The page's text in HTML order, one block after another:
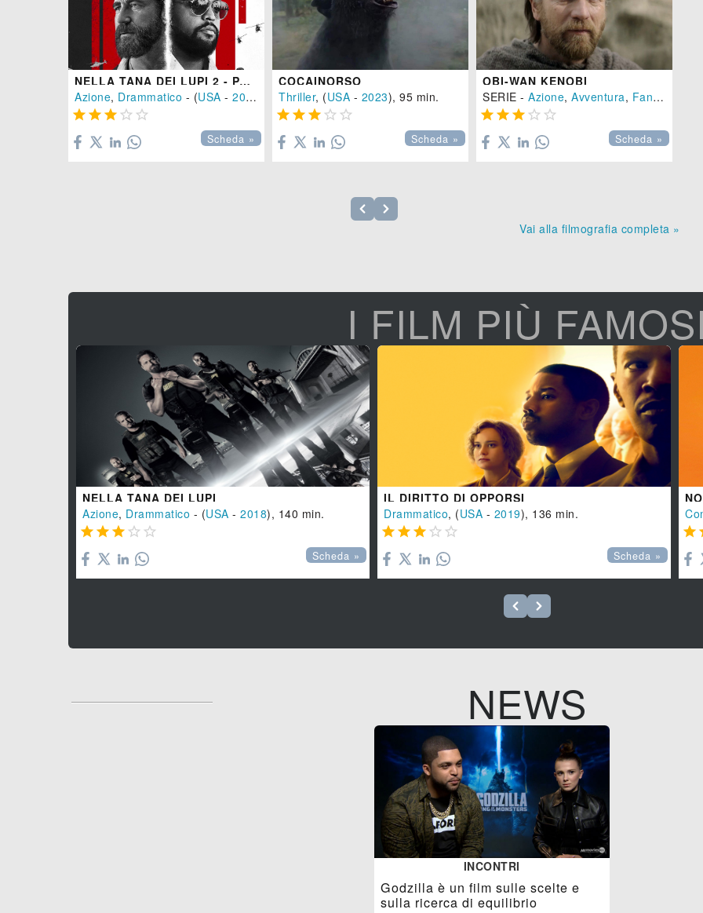
NELLA TANA DEI LUPI 2 - PANTERA
Azione, Drammatico - (USA - 2024
), 144 min.
    
Scheda »
COCAINORSO
Thriller, (USA - 2023), 95 min.
    
Scheda »
OBI-WAN KENOBI
SERIE - Azione, Avventura, Fantascienza
    
Scheda »
Vai alla filmografia completa »
I FILM PIÙ FAMOSI
NELLA TANA DEI LUPI
Azione, Drammatico - (USA - 2018), 140 min.
    
Scheda »
IL DIRITTO DI OPPORSI
Drammatico, (USA - 2019), 136 min.
    
Scheda »

NEWS
INCONTRI
Godzilla è un film sulle scelte e
sulla ricerca di equilibrio